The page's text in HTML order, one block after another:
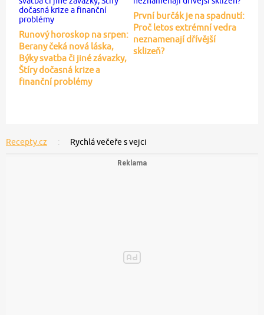
Runový horoskop na srpen:
Berany čeká nová láska,
Býky svatba či jiné závazky,
Štíry dočasná krize a
finanční problémy
První burčák je na spadnutí:
Proč letos extrémní vedra
neznamenají dřívější
sklizeň?
Recepty.cz Rychlá večeře s vejci